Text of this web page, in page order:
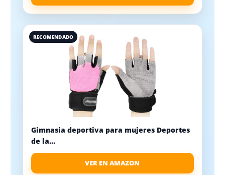
RECOMENDADO
Gimnasia deportiva para mujeres Deportes
de la...
VER EN AMAZON